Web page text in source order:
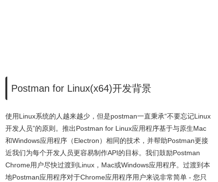
Postman for Linux(x64)开发背景
使用Linux系统的人越来越少，但是postman一直秉承“不要忘记Linux
开发人员”的原则。推出Postman for Linux应用程序基于与原生Mac
和Windows应用程序（Electron）相同的技术，并帮助Postman更接
近我们为每个开发人员更容易制作API的目标。我们鼓励Postman
Chrome用户尽快过渡到Linux，Mac或Windows应用程序。过渡到本
地Postman应用程序对于Chrome应用程序用户来说非常简单 - 您只